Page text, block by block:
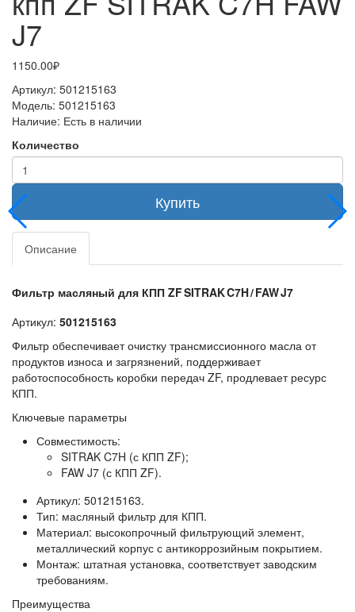
J7
1150.00₽
Артикул: 501215163
Модель: 501215163
Наличие: Есть в наличии
Количество
Купить
Описание
Фильтр масляный для КПП ZF SITRAK C7H / FAW J7
Артикул: 501215163
Фильтр обеспечивает очистку трансмиссионного масла от
продуктов износа и загрязнений, поддерживает
работоспособность коробки передач ZF, продлевает ресурс
КПП.
Ключевые параметры
Совместимость:
SITRAK C7H (с КПП ZF);
FAW J7 (с КПП ZF).
Артикул: 501215163.
Тип: масляный фильтр для КПП.
Материал: высокопрочный фильтрующий элемент,
металлический корпус с антикоррозийным покрытием.
Монтаж: штатная установка, соответствует заводским
требованиям.
Преимущества